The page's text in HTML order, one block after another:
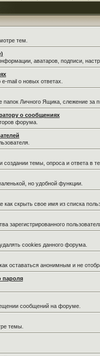
тем.
аватаров, подписи,
mail о новых ответах.
папок Личного Ящика, слежение
о сообщениях
форума.
темы, опроса и ответа в
но удобной функции.
как скрыть свое имя из списка
зарегистрированного
cookies данного форума.
оставаться анонимным и не
пароля
сообщений на форуме.
темы.